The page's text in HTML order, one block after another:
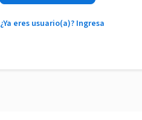
¿Ya eres usuario(a)? Ingresa